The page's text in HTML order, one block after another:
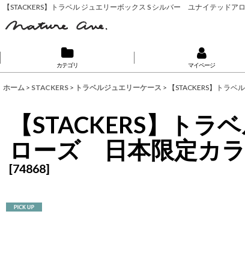
【STACKERS】トラベル ジュエリーボックス S シルバー ユナイテッド
カテゴリ マイページ
ホーム > STACKERS > トラベルジュエリーケース > 【STACKERS】トラ
【STACKERS】ト
ローズ 日本限定カ
[74868]